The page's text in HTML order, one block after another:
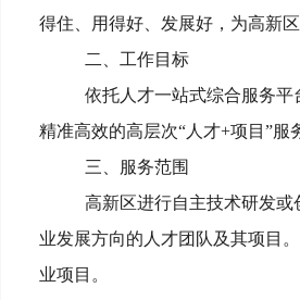
得住、用得好、发展好，为高新
二、工作目标
依托人才一站式综合服务平
精准高效的高层次“人才+项目”
三、服务范围
高新区进行自主技术研发
业发展方向的人才团队及其项目
业项目。